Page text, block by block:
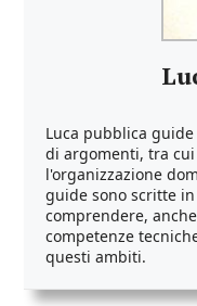
Luca pubblica
di argomenti, tra
l'organizzazione
guide sono scritte
comprendere,
competenze
questi ambiti.